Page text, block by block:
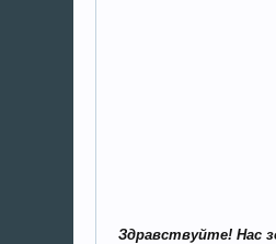
Здравствуйте! Нас